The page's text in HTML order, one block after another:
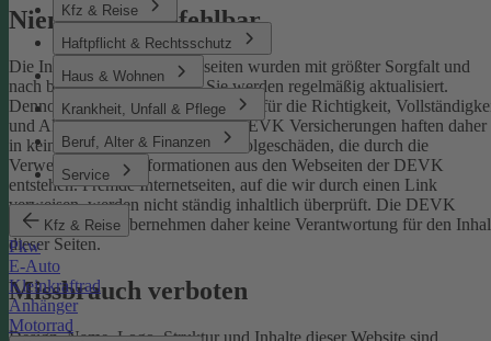
Kfz & Reise
Haftpflicht & Rechtsschutz
Haus & Wohnen
Krankheit, Unfall & Pflege
Beruf, Alter & Finanzen
Service
Kfz & Reise
Pkw
E-Auto
Kleinkraftrad
Anhänger
Motorrad
Niemand ist unfehlbar
Die Inhalte der DEVK-Webseiten wurden mit größter Sorgfalt und
nach bestem Wissen erstellt. Sie werden regelmäßig aktualisiert.
Dennoch können wir keine Gewähr für die Richtigkeit,
und Aktualität übernehmen. Die DEVK Versicherungen haften daher
in keinem Fall für Schäden oder Folgeschäden, die durch die
Verwendung von Informationen aus den Webseiten der DEVK
entstehen. Fremde Internetseiten, auf die wir durch einen Link
verweisen, werden nicht ständig inhaltlich überprüft. Die DEVK
Versicherungen übernehmen daher keine Verantwortung für den
dieser Seiten.
Missbrauch verboten
Design, Name, Logo, Struktur und Inhalte dieser Website sind